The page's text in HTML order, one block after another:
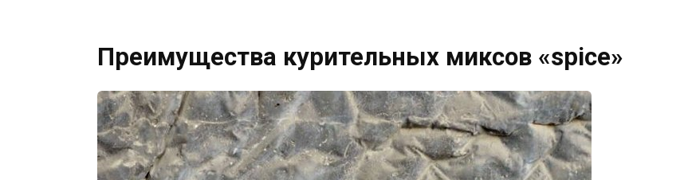
Преимущества курительных миксов «spice»